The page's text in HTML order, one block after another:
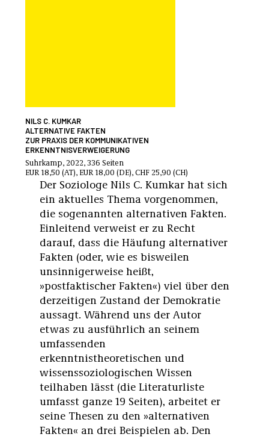
NILS C. KUMKAR
ALTERNATIVE FAKTEN
ZUR PRAXIS DER KOMMUNIKATIVEN
ERKENNTNISVERWEIGERUNG
Suhrkamp, 2022, 336 Seiten
EUR 18,50 (AT), EUR 18,00 (DE), CHF 25,90 (CH)
Der Soziologe Nils C. Kumkar hat sich
ein aktuelles Thema vorgenommen,
die sogenannten alternativen Fakten.
Einleitend verweist er zu Recht
darauf, dass die Häufung alternativer
Fakten (oder, wie es bisweilen
unsinnigerweise heißt,
»postfaktischer Fakten«) viel über den
derzeitigen Zustand der Demokratie
aussagt. Während uns der Autor
etwas zu ausführlich an seinem
umfassenden
erkenntnistheoretischen und
wissenssoziologischen Wissen
teilhaben lässt (die Literaturliste
umfasst ganze 19 Seiten), arbeitet er
seine Thesen zu den »alternativen
Fakten« an drei Beispielen ab. Den